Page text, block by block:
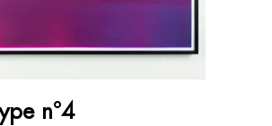
AJOUTER AU PANIER
n°4